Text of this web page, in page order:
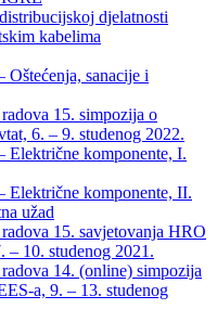
djelatnosti
kabelima
sanacije i
15. simpozija o
6. – 9. studenog 2022.
Električne komponente, I.
Električne komponente, II.
užad
15. savjetovanja HRO
10. studenog 2021.
14. (online) simpozija
a, 9. – 13. studenog